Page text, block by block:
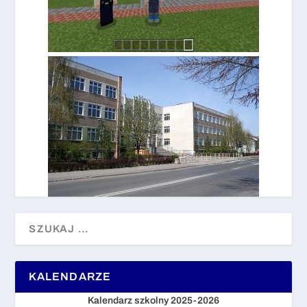
KALENDARZE
Kalendarz szkolny 2025-2026